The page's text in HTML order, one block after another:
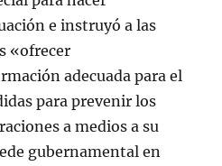
e instruyó a las
«ofrecer
adecuada para el
para prevenir los
a medios a su
gubernamental en